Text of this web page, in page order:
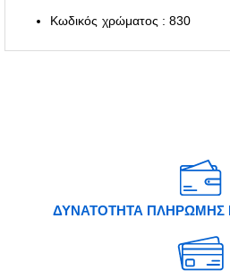
Κωδικός χρώματος : 830
ΔΥΝΑΤΟΤΗΤΑ ΠΛΗΡΩΜΗΣ